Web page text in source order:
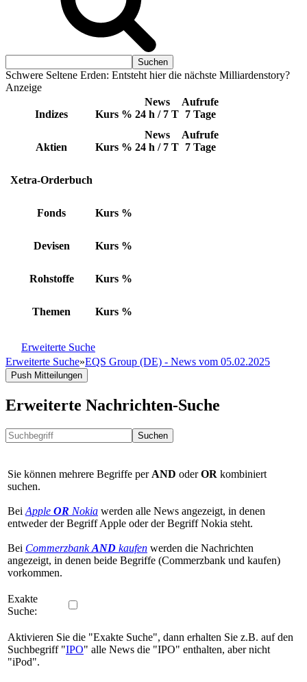
Schwere Seltene Erden: Entsteht hier die nächste Milliardenstory?
Anzeige
Indizes Kurs %
News
24 h / 7 T
Aufrufe
7 Tage
Aktien Kurs %
News
24 h / 7 T
Aufrufe
7 Tage
Xetra-Orderbuch
Fonds Kurs %
Devisen Kurs %
Rohstoffe Kurs %
Themen Kurs %
Erweiterte Suche
Erweiterte Suche»EQS Group (DE) - News vom 05.02.2025
Push Mitteilungen
Erweiterte Nachrichten-Suche
Suchen
Sie können mehrere Begriffe per AND oderOR kombiniert
suchen.
Bei Apple OR Nokia werden alle News angezeigt, in denen
entweder der Begriff Apple oder der Begriff Nokia steht.
Bei CommerzbankAND kaufen werden die Nachrichten
angezeigt, in denen beide Begriffe (Commerzbank und kaufen)
vorkommen.
Exakte
Suche:
Aktivieren Sie die "Exakte Suche", dann erhalten Sie z.B. auf den
Suchbegriff "IPO" alle News die "IPO" enthalten, aber nicht
"iPod".